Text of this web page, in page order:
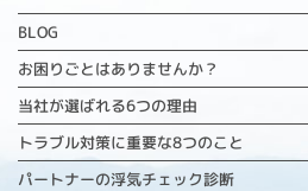
BLOG
お困りごとはありませんか？
当社が選ばれる6つの理由
トラブル対策に重要な8つのこと
パートナーの浮気チェック診断